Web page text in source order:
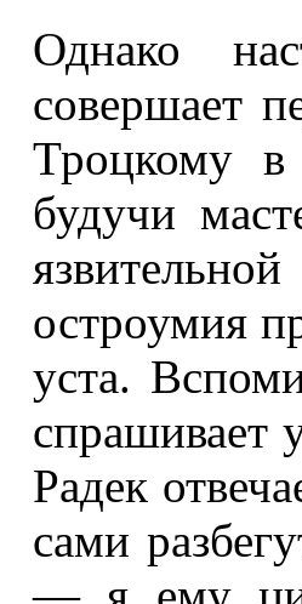
Однако
совершает
Троцкому
будучи
остроумия
уста.
спрашивает
Радек
сами